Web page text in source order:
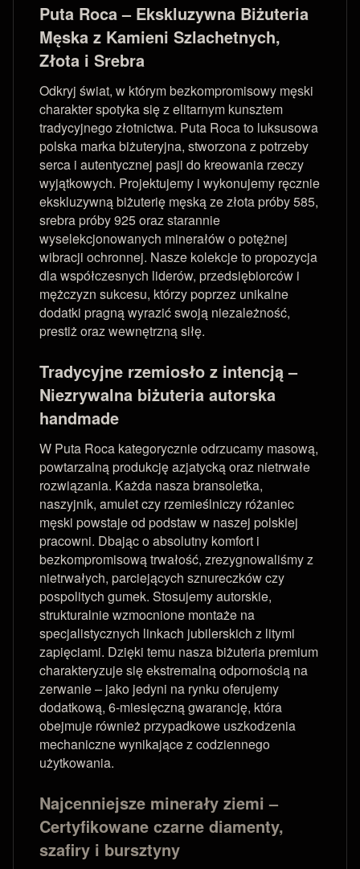
Puta Roca – Ekskluzywna Biżuteria
Męska z Kamieni Szlachetnych,
Złota i Srebra
Odkryj świat, w którym bezkompromisowy męski
charakter spotyka się z elitarnym kunsztem
tradycyjnego złotnictwa. Puta Roca to luksusowa
polska marka biżuteryjna, stworzona z potrzeby
serca i autentycznej pasji do kreowania rzeczy
wyjątkowych. Projektujemy i wykonujemy ręcznie
ekskluzywną biżuterię męską ze złota próby 585,
srebra próby 925 oraz starannie
wyselekcjonowanych minerałów o potężnej
wibracji ochronnej. Nasze kolekcje to propozycja
dla współczesnych liderów, przedsiębiorców i
mężczyzn sukcesu, którzy poprzez unikalne
dodatki pragną wyrazić swoją niezależność,
prestiż oraz wewnętrzną siłę.
Tradycyjne rzemiosło z intencją –
Niezrywalna biżuteria autorska
handmade
W Puta Roca kategorycznie odrzucamy masową,
powtarzalną produkcję azjatycką oraz nietrwałe
rozwiązania. Każda nasza bransoletka,
naszyjnik, amulet czy rzemieślniczy różaniec
męski powstaje od podstaw w naszej polskiej
pracowni. Dbając o absolutny komfort i
bezkompromisową trwałość, zrezygnowaliśmy z
nietrwałych, parciejących sznureczków czy
pospolitych gumek. Stosujemy autorskie,
strukturalnie wzmocnione montaże na
specjalistycznych linkach jubilerskich z litymi
zapięciami. Dzięki temu nasza biżuteria premium
charakteryzuje się ekstremalną odpornością na
zerwanie – jako jedyni na rynku oferujemy
dodatkową, 6-miesięczną gwarancję, która
obejmuje również przypadkowe uszkodzenia
mechaniczne wynikające z codziennego
użytkowania.
Najcenniejsze minerały ziemi –
Certyfikowane czarne diamenty,
szafiry i bursztyny